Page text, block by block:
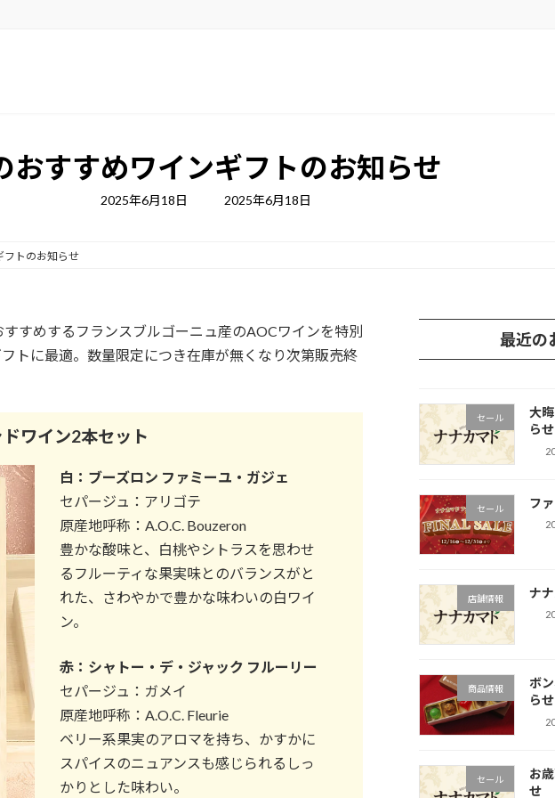
おすすめワインギフトのお知らせ
2025年6月18日
最
2025年6月18日
フトのお知らせ
すめするフランスブルゴーニュ産のAOCワインを特別
トに最適。数量限定につき在庫が無くなり次第販売終
ワイン2本セット
白：ブーズロン ファミーユ ・ ガジェ
セパージュ：アリゴテ
原産地呼称：A.O.C. Bouzeron
豊かな酸味と、白桃やシトラスを思わせ
るフルーティな果実味とのバランスがと
れた、さわやかで豊かな味わいの白ワイ
ン。
赤：シャトー ・ デ・ジャック フルーリー
セパージュ：ガメイ
原産地呼称：A.O.C. Fleurie
ベリー系果実のアロマを持ち、かすかに
スパイスのニュアンスも感じられるしっ
かりとした味わい。
最近の
セール
大
らせ
セール フ
店舗情報 ナ
商品情報
ボ
らせ
セール
お
せ